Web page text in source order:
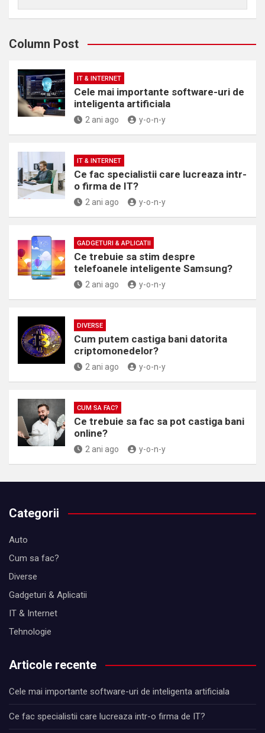
Column Post
IT & INTERNET
Cele mai importante software-uri de
inteligenta artificiala
2 ani ago y-o-n-y
IT & INTERNET
Ce fac specialistii care lucreaza intr-
o firma de IT?
2 ani ago y-o-n-y
GADGETURI & APLICATII
Ce trebuie sa stim despre
telefoanele inteligente Samsung?
2 ani ago y-o-n-y
DIVERSE
Cum putem castiga bani datorita
criptomonedelor?
2 ani ago y-o-n-y
CUM SA FAC?
Ce trebuie sa fac sa pot castiga bani
online?
2 ani ago y-o-n-y
Categorii
Auto
Cum sa fac?
Diverse
Gadgeturi & Aplicatii
IT & Internet
Tehnologie
Articole recente
Cele mai importante software-uri de inteligenta artificiala
Ce fac specialistii care lucreaza intr-o firma de IT?